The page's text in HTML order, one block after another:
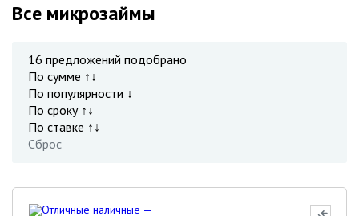
Все микрозаймы
16 предложений подобрано
По сумме ↑↓
По популярности ↓
По сроку ↑↓
По ставке ↑↓
Сброс